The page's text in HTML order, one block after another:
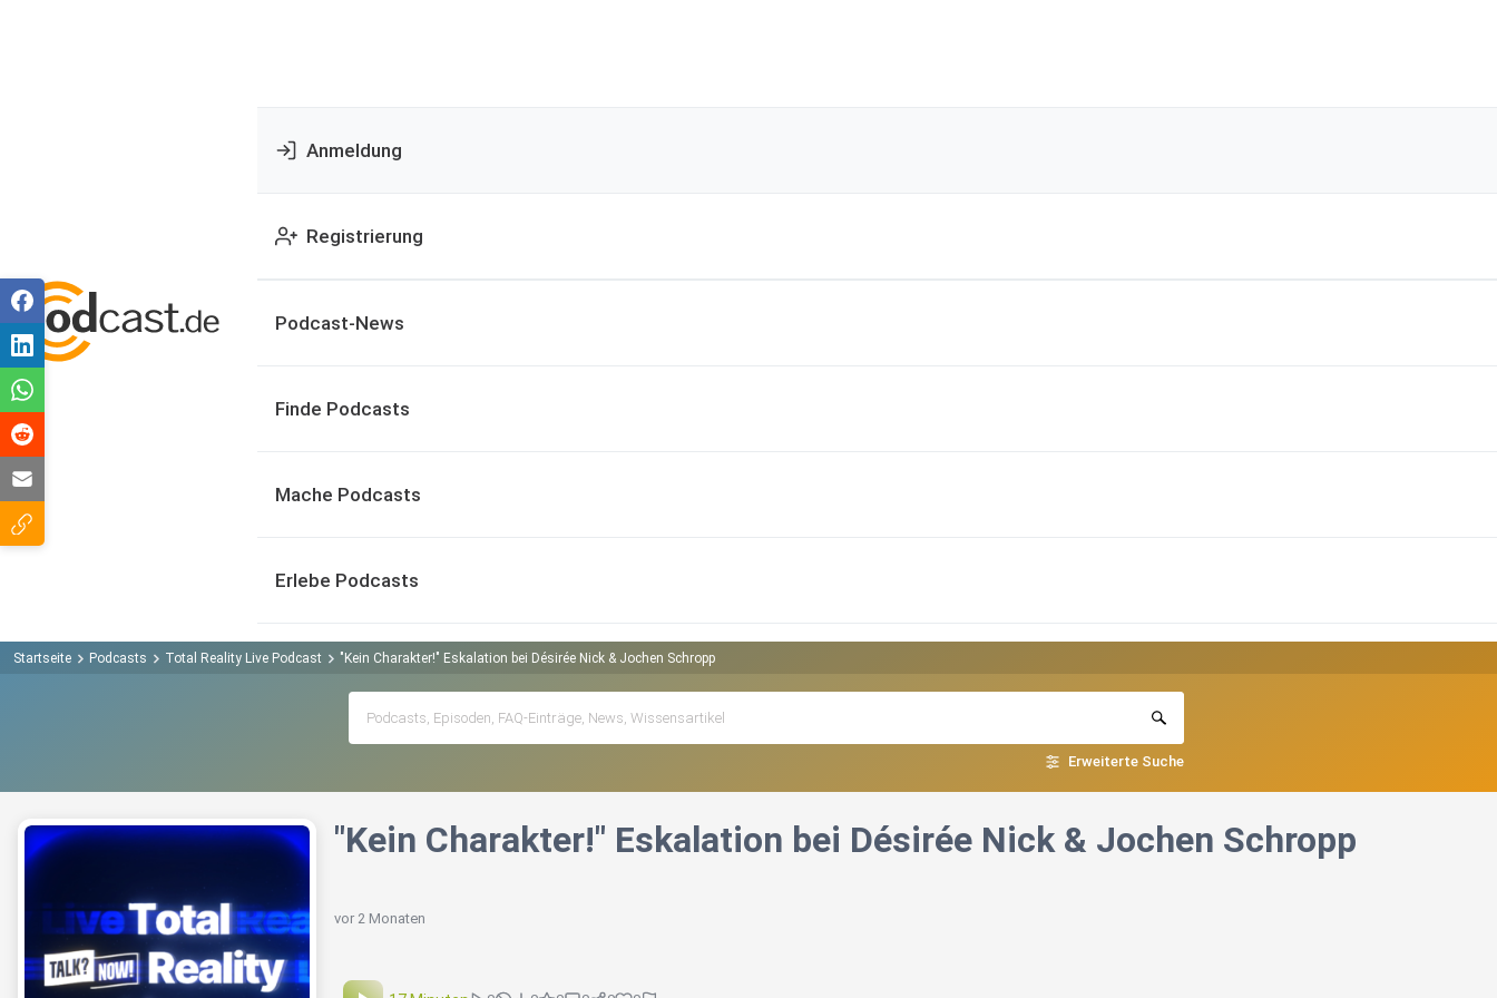
Anmeldung
Registrierung
Podcast-News
Finde Podcasts
Mache Podcasts
Erlebe Podcasts
Startseite Podcasts Total Reality Live Podcast "Kein Charakter!" Eskalation bei Désirée Nick & Jochen Schropp
Erweiterte Suche
"Kein Charakter!" Eskalation bei Désirée Nick & Jochen Schropp
vor 2 Monaten